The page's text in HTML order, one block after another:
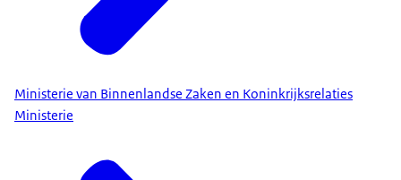
Ministerie van Binnenlandse Zaken en Koninkrijksrelaties
Ministerie